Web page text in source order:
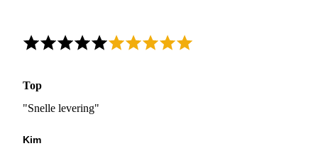
Top
"Snelle levering"
Kim